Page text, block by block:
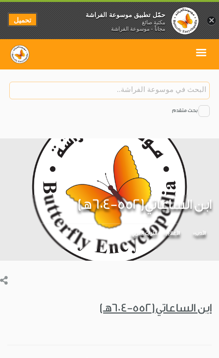
بحث متقدم
ابن الساعاتي(552-604هـ)
الأدب الأعلام التراث العربي
ابن الساعاتي(552-604هـ)
×
حمّل تطبيق موسوعة الفراشة
مكتبة صائغ
مجاناً - موسوعة الفراشة
تحميل